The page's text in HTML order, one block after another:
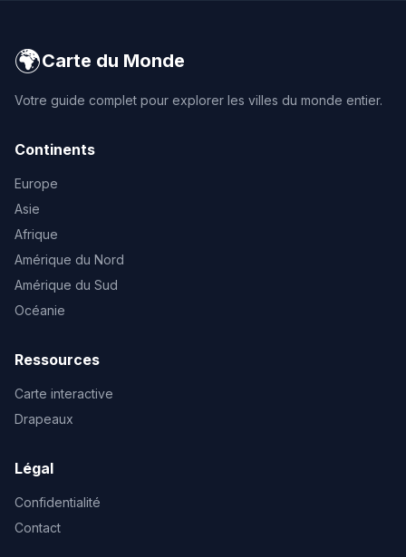
🌍Carte du Monde
Votre guide complet pour explorer les villes du monde entier.
Continents
Europe
Asie
Afrique
Amérique du Nord
Amérique du Sud
Océanie
Ressources
Carte interactive
Drapeaux
Légal
Confidentialité
Contact